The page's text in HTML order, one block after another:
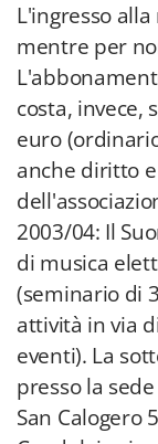
L'ingresso
mentre per
costa, invece,
euro
anche diritto
2003/04: Il
di musica
(seminario di
attività in via
eventi). La
presso la
San Calogero